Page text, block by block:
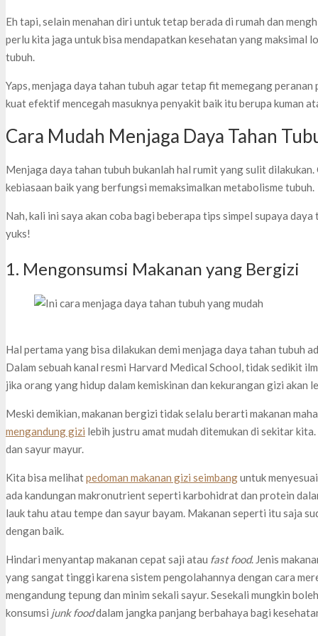
Eh tapi, selain menahan diri untuk tetap berada di rumah dan
perlu kita jaga untuk bisa mendapatkan kesehatan yang maksimal
tubuh.
Yaps, menjaga daya tahan tubuh agar tetap fit memegang
kuat efektif mencegah masuknya penyakit baik itu berupa kuman
Cara Mudah Menjaga Daya Tahan
Menjaga daya tahan tubuh bukanlah hal rumit yang sulit dilakukan.
kebiasaan baik yang berfungsi memaksimalkan metabolisme tubuh.
Nah, kali ini saya akan coba bagi beberapa tips simpel supaya
yuks!
1. Mengonsumsi Makanan yang Bergizi
Hal pertama yang bisa dilakukan demi menjaga daya tahan tubuh
Dalam sebuah kanal resmi Harvard Medical School, tidak sedikit
jika orang yang hidup dalam kemiskinan dan kekurangan gizi akan
Meski demikian, makanan bergizi tidak selalu berarti makanan
mengandung gizi lebih justru amat mudah ditemukan di sekitar
dan sayur mayur.
Kita bisa melihatpedoman makanan gizi seimbanguntuk
ada kandungan makronutrient seperti karbohidrat dan protein
lauk tahu atau tempe dan sayur bayam. Makanan seperti itu saja
dengan baik.
Hindari menyantap makanan cepat saji atau fast food. Jenis
yang sangat tinggi karena sistem pengolahannya dengan cara
mengandung tepung dan minim sekali sayur. Sesekali mungkin
konsumsi junk fooddalam jangka panjang berbahaya bagi